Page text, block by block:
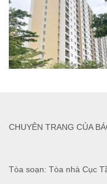
Tòa soạn: Tòa nhà Cục
CHUYÊN TRANG CỦA